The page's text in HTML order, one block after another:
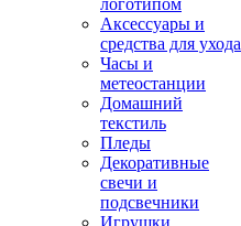
логотипом
Аксессуары и
средства для ухода
Часы и
метеостанции
Домашний
текстиль
Пледы
Декоративные
свечи и
подсвечники
Игрушки